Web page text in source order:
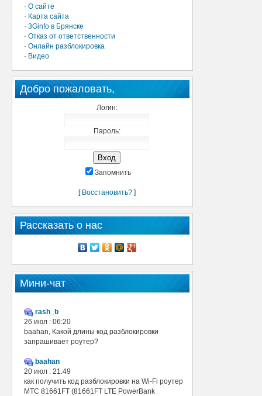
· О сайте
· Карта сайта
· 3Ginfo в Брянске
· Отказ от ответственности
· Онлайн разблокировка
· Видео
Добро пожаловать,
Логин:
Пароль:
Запомнить
[ Восстановить?]
Рассказать о нас
Мини-чат
rash_b
26 июл : 06:20
baahan, Какой длины код разблокировки
запрашивает роутер?
baahan
20 июл : 21:49
как получить код разблокировки на Wi-Fi роутер
МТС 81661FT (81661FT LTE PowerBank